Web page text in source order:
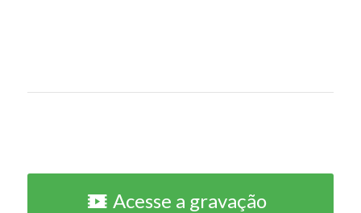
Acesse a gravação